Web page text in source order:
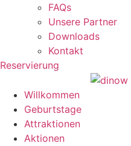
FAQs
Unsere Partner
Downloads
Kontakt
Reservierung
Willkommen
Geburtstage
Attraktionen
Aktionen